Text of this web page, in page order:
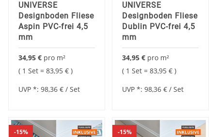
UNIVERSE
Designboden Fliese
Aspin PVC-frei 4,5
mm
34,95 € pro m²
1 Set = 83,95 €
UVP *: 98,36 € / Set
UNIVERSE
Designboden Fliese
Dublin PVC-frei 4,5
mm
34,95 € pro m²
1 Set = 83,95 €
UVP *: 98,36 € / Set
15% 15%